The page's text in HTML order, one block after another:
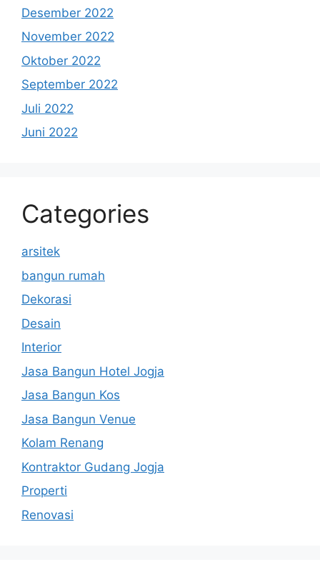
Desember 2022
November 2022
Oktober 2022
September 2022
Juli 2022
Juni 2022
Categories
arsitek
bangun rumah
Dekorasi
Desain
Interior
Jasa Bangun Hotel Jogja
Jasa Bangun Kos
Jasa Bangun Venue
Kolam Renang
Kontraktor Gudang Jogja
Properti
Renovasi